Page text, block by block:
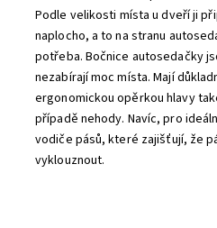
Podle velikosti místa u dveří ji
naplocho, a to na stranu
potřeba. Bočnice autosedačky
nezabírají moc místa. Mají
ergonomickou opěrkou hlavy
případě nehody. Navíc, pro
vodiče pásů, které zajišťují, že
vyklouznout.